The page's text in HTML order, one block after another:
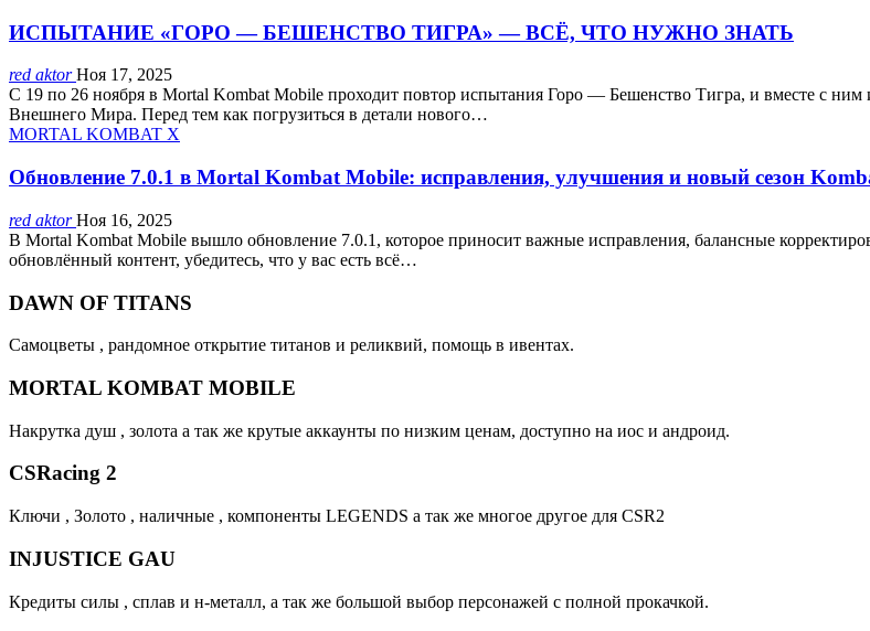
ИСПЫТАНИЕ «ГОРО — БЕШЕНСТВО ТИГРА» — ВСЁ, ЧТО НУЖНО ЗНАТЬ
red aktorНоя 17, 2025
С 19 по 26 ноября в Mortal Kombat Mobile проходит повтор испытания Горо — Бешенство Тигра, и вместе с ним
Внешнего Мира. Перед тем как погрузиться в детали нового…
MORTAL KOMBAT X
Обновление 7.0.1 в Mortal Kombat Mobile: исправления, улучшения и новый сезон
red aktorНоя 16, 2025
В Mortal Kombat Mobile вышло обновление 7.0.1, которое приносит важные исправления, балансные
обновлённый контент, убедитесь, что у вас есть всё…
DAWN OF TITANS
Самоцветы , рандомное открытие титанов и реликвий, помощь в ивентах.
MORTAL KOMBAT MOBILE
Накрутка душ , золота а так же крутые аккаунты по низким ценам, доступно на иос и андроид.
CSRacing 2
Ключи , Золото , наличные , компоненты LEGENDS а так же многое другое для CSR2
INJUSTICE GAU
Кредиты силы , сплав и н-металл, а так же большой выбор персонажей с полной прокачкой.